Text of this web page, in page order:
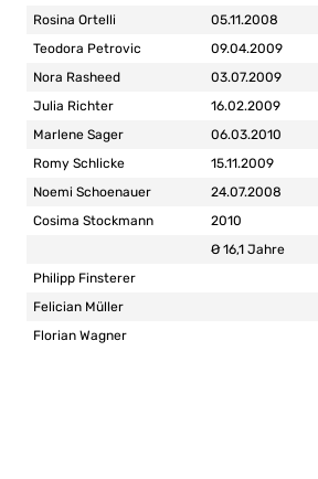
Rosina Ortelli
05.11.2008
Teodora Petrovic
09.04.2009
Nora Rasheed
03.07.2009
Julia Richter
16.02.2009
Marlene Sager
06.03.2010
Romy Schlicke
15.11.2009
Noemi Schoenauer
24.07.2008
Cosima Stockmann
2010
Ø 16,1 Jahre
Philipp Finsterer
Felician Müller
Florian Wagner